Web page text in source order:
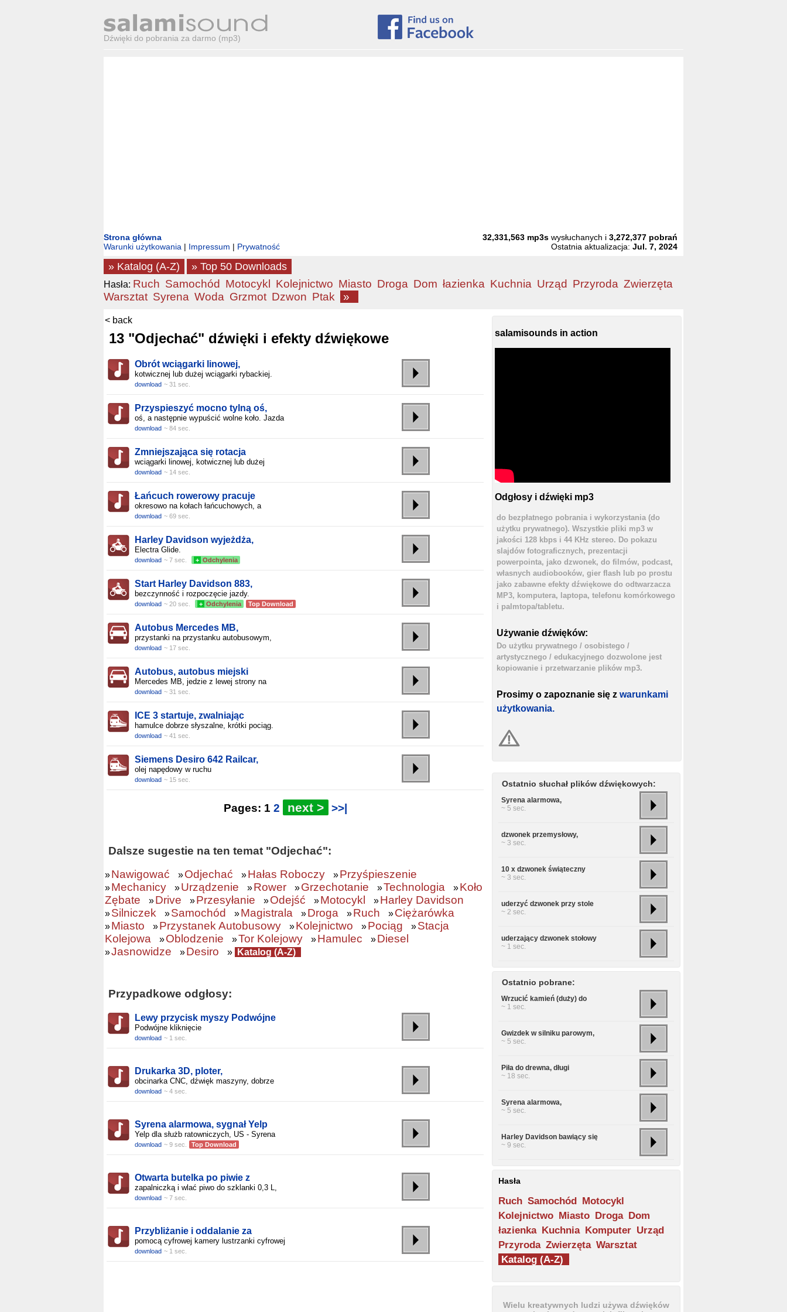
Dźwięki do pobrania za darmo (mp3)
Strona główna
Warunki użytkowania | Impressum | Prywatność
32,331,563 mp3s wysłuchanych i3,272,377 pobrań
Ostatnia aktualizacja:Jul. 7, 2024
» Katalog (A-Z) » Top 50 Downloads
Hasła: Ruch Samochód Motocykl Kolejnictwo Miasto Droga Dom łazienka Kuchnia Urząd Przyroda Zwierzęta
Warsztat Syrena Woda Grzmot Dzwon Ptak »
< back
13 "Odjechać" dźwięki i efekty dźwiękowe
Obrót wciągarki linowej,
kotwicznej lub dużej wciągarki rybackiej.
download ~ 31 sec.
Przyspieszyć mocno tylną oś,
oś, a następnie wypuścić wolne koło. Jazda
download ~ 84 sec.
Zmniejszająca się rotacja
wciągarki linowej, kotwicznej lub dużej
download ~ 14 sec.
Łańcuch rowerowy pracuje
okresowo na kołach łańcuchowych, a
download ~ 69 sec.
Harley Davidson wyjeżdża,
Electra Glide.
download ~ 7 sec. + Odchylenia
Start Harley Davidson 883,
bezczynność i rozpoczęcie jazdy.
download ~ 20 sec. + Odchylenia Top Download
Autobus Mercedes MB,
przystanki na przystanku autobusowym,
download ~ 17 sec.
Autobus, autobus miejski
Mercedes MB, jedzie z lewej strony na
download ~ 31 sec.
ICE 3 startuje, zwalniając
hamulce dobrze słyszalne, krótki pociąg.
download ~ 41 sec.
Siemens Desiro 642 Railcar,
olej napędowy w ruchu
download ~ 15 sec.
Pages: 1 2 next > >>|
Dalsze sugestie na ten temat "Odjechać":
»Nawigować »Odjechać »Hałas Roboczy »Przyśpieszenie
»Mechanicy »Urządzenie »Rower »Grzechotanie »Technologia »Koło
Zębate
»Drive »Przesyłanie »Odejść »Motocykl »Harley Davidson
»Silniczek »Samochód »Magistrala »Droga »Ruch »Ciężarówka
»Miasto »Przystanek Autobusowy »Kolejnictwo »Pociąg »Stacja
Kolejowa
»Oblodzenie »Tor Kolejowy »Hamulec »Diesel
»Jasnowidze »Desiro » Katalog (A-Z)
Przypadkowe odgłosy:
Lewy przycisk myszy Podwójne
Podwójne kliknięcie
download ~ 1 sec.
Drukarka 3D, ploter,
obcinarka CNC, dźwięk maszyny, dobrze
download ~ 4 sec.
Syrena alarmowa, sygnał Yelp
Yelp dla służb ratowniczych, US - Syrena
download ~ 9 sec. Top Download
Otwarta butelka po piwie z
zapalniczką i wlać piwo do szklanki 0,3 L,
download ~ 7 sec.
Przybliżanie i oddalanie za
pomocą cyfrowej kamery lustrzanki cyfrowej
download ~ 1 sec.
salamisounds in action
Odgłosy i dźwięki mp3
do bezpłatnego pobrania i wykorzystania (do
użytku prywatnego). Wszystkie pliki mp3 w
jakości 128 kbps i 44 KHz stereo. Do pokazu
slajdów fotograficznych, prezentacji
powerpointa, jako dzwonek, do filmów, podcast,
własnych audiobooków, gier flash lub po prostu
jako zabawne efekty dźwiękowe do odtwarzacza
MP3, komputera, laptopa, telefonu komórkowego
i palmtopa/tabletu.
Używanie dźwięków:
Do użytku prywatnego / osobistego /
artystycznego / edukacyjnego dozwolone jest
kopiowanie i przetwarzanie plików mp3.
Prosimy o zapoznanie się z warunkami
użytkowania.
Ostatnio słuchał plików dźwiękowych:
Syrena alarmowa,
~ 5 sec.
dzwonek przemysłowy,
~ 3 sec.
10 x dzwonek świąteczny
~ 3 sec.
uderzyć dzwonek przy stole
~ 2 sec.
uderzający dzwonek stołowy
~ 1 sec.
Ostatnio pobrane:
Wrzucić kamień (duży) do
~ 1 sec.
Gwizdek w silniku parowym,
~ 5 sec.
Piła do drewna, długi
~ 18 sec.
Syrena alarmowa,
~ 5 sec.
Harley Davidson bawiący się
~ 9 sec.
Hasła
Ruch Samochód Motocykl
Kolejnictwo Miasto Droga Dom
łazienka Kuchnia Komputer Urząd
Przyroda Zwierzęta Warsztat
Katalog (A-Z)
Wielu kreatywnych ludzi używa dźwięków